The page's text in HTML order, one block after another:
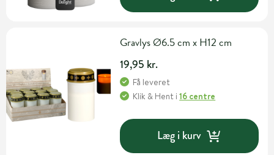
Gravlys Ø6.5 cm x H12 cm
19,95 kr.
Få leveret
Klik & Hent i16 centre
Læg i kurv